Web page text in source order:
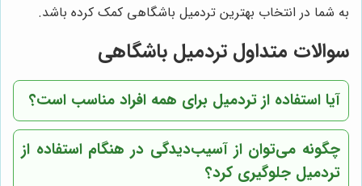
به شما در انتخاب بهترین تردمیل باشگاهی کمک کرده باشد.
سوالات متداول تردمیل باشگاهی
آیا استفاده از تردمیل برای همه افراد مناسب است؟
چگونه می‌توان از آسیب‌دیدگی در هنگام استفاده از
تردمیل جلوگیری کرد؟